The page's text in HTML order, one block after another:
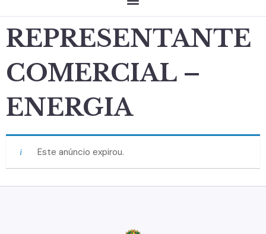
REPRESENTANTE
COMERCIAL –
ENERGIA
Este anúncio expirou.